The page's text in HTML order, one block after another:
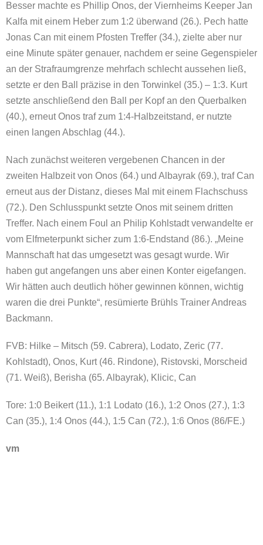
Besser machte es Phillip Onos, der Viernheims Keeper Jan
Kalfa mit einem Heber zum 1:2 überwand (26.). Pech hatte
Jonas Can mit einem Pfosten Treffer (34.), zielte aber nur
eine Minute später genauer, nachdem er seine Gegenspieler
an der Strafraumgrenze mehrfach schlecht aussehen ließ,
setzte er den Ball präzise in den Torwinkel (35.) – 1:3. Kurt
setzte anschließend den Ball per Kopf an den Querbalken
(40.), erneut Onos traf zum 1:4-Halbzeitstand, er nutzte
einen langen Abschlag (44.).
Nach zunächst weiteren vergebenen Chancen in der
zweiten Halbzeit von Onos (64.) und Albayrak (69.), traf Can
erneut aus der Distanz, dieses Mal mit einem Flachschuss
(72.). Den Schlusspunkt setzte Onos mit seinem dritten
Treffer. Nach einem Foul an Philip Kohlstadt verwandelte er
vom Elfmeterpunkt sicher zum 1:6-Endstand (86.). „Meine
Mannschaft hat das umgesetzt was gesagt wurde. Wir
haben gut angefangen uns aber einen Konter eigefangen.
Wir hätten auch deutlich höher gewinnen können, wichtig
waren die drei Punkte“, resümierte Brühls Trainer Andreas
Backmann.
FVB: Hilke – Mitsch (59. Cabrera), Lodato, Zeric (77.
Kohlstadt), Onos, Kurt (46. Rindone), Ristovski, Morscheid
(71. Weiß), Berisha (65. Albayrak), Klicic, Can
Tore: 1:0 Beikert (11.), 1:1 Lodato (16.), 1:2 Onos (27.), 1:3
Can (35.), 1:4 Onos (44.), 1:5 Can (72.), 1:6 Onos (86/FE.)
vm